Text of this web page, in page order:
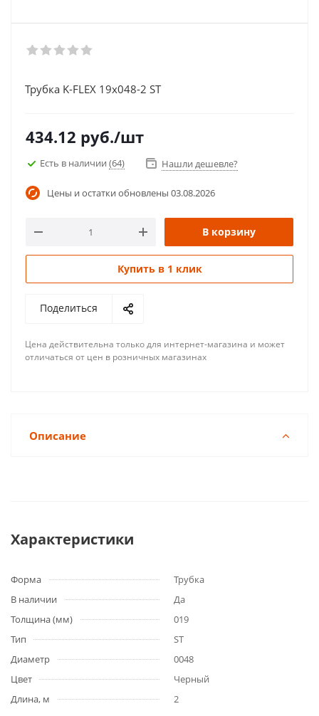
Трубка K-FLEX 19x048-2 ST
434.12 руб./шт
Есть в наличии (64) Нашли дешевле?
Цены и остатки обновлены 03.08.2026
В корзину
Купить в 1 клик
Поделиться
Цена действительна только для интернет-магазина и может
отличаться от цен в розничных магазинах
Описание
Характеристики
Форма
Трубка
В наличии
Да
Толщина (мм)
019
Тип
ST
Диаметр
0048
Цвет
Черный
Длина, м
2